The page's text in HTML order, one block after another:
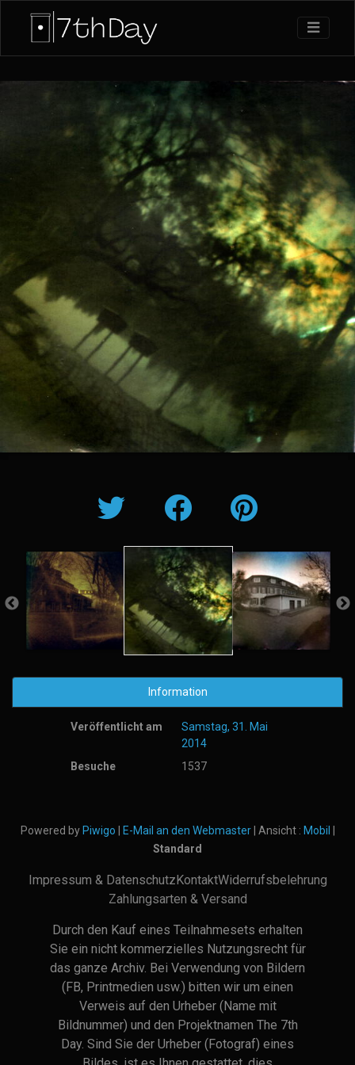
Information
Veröffentlicht am
Samstag, 31. Mai
2014
Besuche
1537
Powered by Piwigo E-Mail an den Webmaster| Ansicht : Mobil
Standard
Impressum & DatenschutzKontaktWiderrufsbelehrung
Zahlungsarten & Versand
Durch den Kauf eines Teilnahmesets erhalten
Sie ein nicht kommerzielles Nutzungsrecht für
das ganze Archiv. Bei Verwendung von Bildern
(FB, Printmedien usw.) bitten wir um einen
Verweis auf den Urheber (Name mit
Bildnummer) und den Projektnamen The 7th
Day. Sind Sie der Urheber (Fotograf) eines